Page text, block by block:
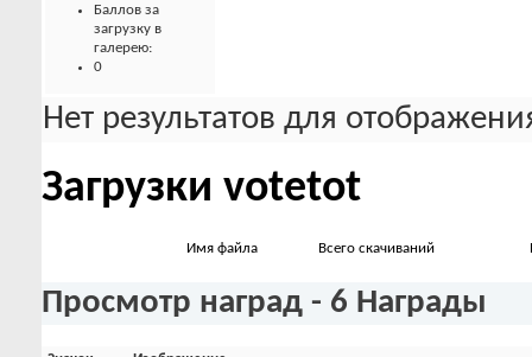
Баллов за
загрузку в
галерею:
0
Нет результатов для
Загрузки votetot
Имя файла Всего скачиваний
Просмотр наград - 6 Награды